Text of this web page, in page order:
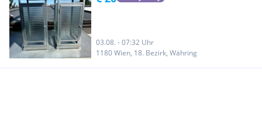
03.08. - 07:32 Uhr
1180 Wien, 18. Bezirk, Währing